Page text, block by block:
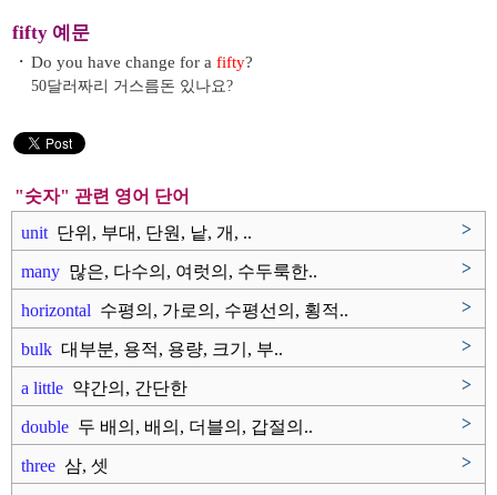
fifty 예문
・ Do you have change for a fifty?
50달러짜리 거스름돈 있나요?
"숫자" 관련 영어 단어
unit 단위, 부대, 단원, 낱, 개, .. >
many 많은, 다수의, 여럿의, 수두룩한.. >
horizontal 수평의, 가로의, 수평선의, 횡적.. >
bulk 대부분, 용적, 용량, 크기, 부.. >
a little 약간의, 간단한 >
double 두 배의, 배의, 더블의, 갑절의.. >
three 삼, 셋 >